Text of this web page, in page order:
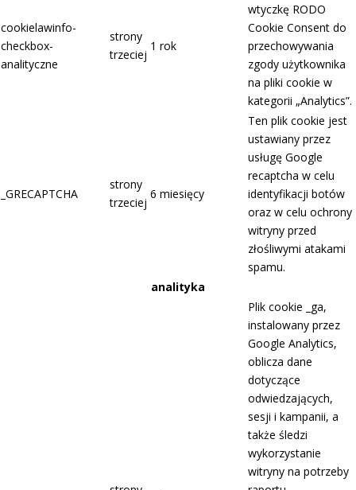
cookielawinfo-
checkbox-
analityczne
strony
trzeciej
1 rok
wtyczkę RODO
Cookie Consent do
przechowywania
zgody użytkownika
na pliki cookie w
kategorii „Analytics”.
_GRECAPTCHA
strony
trzeciej
6 miesięcy
Ten plik cookie jest
ustawiany przez
usługę Google
recaptcha w celu
identyfikacji botów
oraz w celu ochrony
witryny przed
złośliwymi atakami
spamu.
analityka
Plik cookie _ga,
instalowany przez
Google Analytics,
oblicza dane
dotyczące
odwiedzających,
sesji i kampanii, a
także śledzi
wykorzystanie
witryny na potrzeby